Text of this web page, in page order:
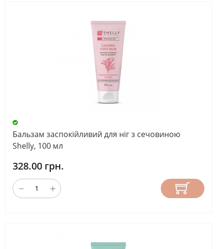
Бальзам заспокійливий для ніг з сечовиною
Shelly, 100 мл
328.00 грн.